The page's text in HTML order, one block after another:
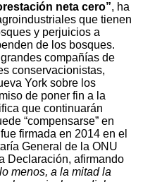
neta cero”, ha
que tienen
y perjuicios a
de los bosques.
compañías de
conservacionistas,
York sobre los
de poner fin a la
que continuarán
“compensarse” en
firmada en 2014 en el
General de la ONU
Declaración, afirmando
menos, a la mitad la